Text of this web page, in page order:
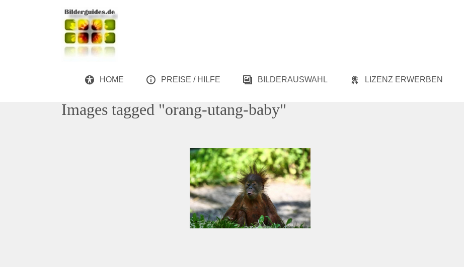
HOME PREISE / HILFE BILDERAUSWAHL LIZENZ ERWERBEN
Images tagged "orang-utang-baby"